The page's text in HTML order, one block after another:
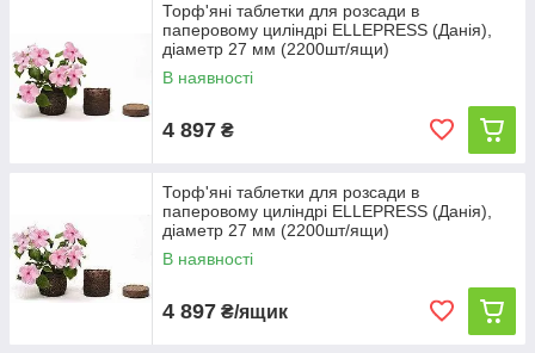
Торф'яні таблетки для розсади в
паперовому циліндрі ELLEPRESS (Данія),
діаметр 27 мм (2200шт/ящи)
В наявності
4 897 ₴
Торф'яні таблетки для розсади в
паперовому циліндрі ELLEPRESS (Данія),
діаметр 27 мм (2200шт/ящи)
В наявності
4 897 ₴/ящик